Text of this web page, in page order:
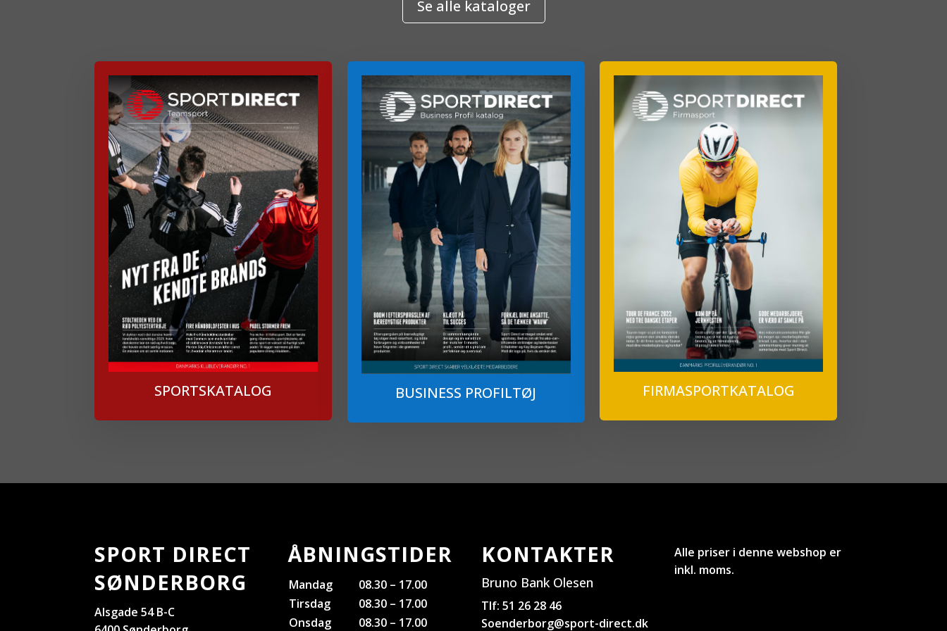
Se alle kataloger
SPORTSKATALOG BUSINESS PROFILTØJ FIRMASPORTKATALOG
SPORT DIRECT
SØNDERBORG
Alsgade 54 B-C
ÅBNINGSTIDER
Mandag
08.30 – 17.00
Tirsdag
08.30 – 17.00
Onsdag
08.30 – 17.00
KONTAKTER
Bruno Bank Olesen
Tlf: 51 26 28 46
Soenderborg@sport-direct.dk
Alle priser i denne webshop er
inkl. moms.